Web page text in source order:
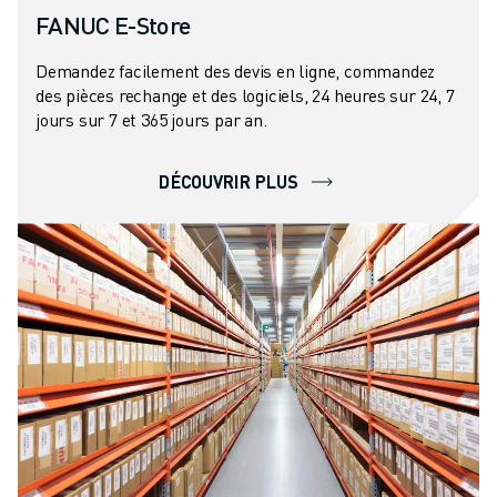
MANUTENTION
PALETTISATION
SOUDAGE PAR POINTS
INSPECTION DE LA VISION
SERVICE CLIENTÈLE
FANUC PLANS
TERRAIN ET MAINTENANCE
SUPPORT TECHNIQUE À DISTANCE
PIÈCES DE RECHANGE
REMISE À NEUF
OUTILS DE SERVICE NUMÉRIQUE
CENTRE DE TÉLÉCHARGEMENT " MYFANUC
FORMATION ET ÉDUCATION
FANUC E-Store
Demandez facilement des devis en ligne, commandez
des pièces rechange et des logiciels, 24 heures sur 24, 7
jours sur 7 et 365 jours par an.
DÉCOUVRIR PLUS